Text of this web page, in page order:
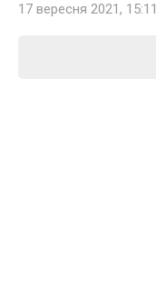
17 вересня 2021, 15:11